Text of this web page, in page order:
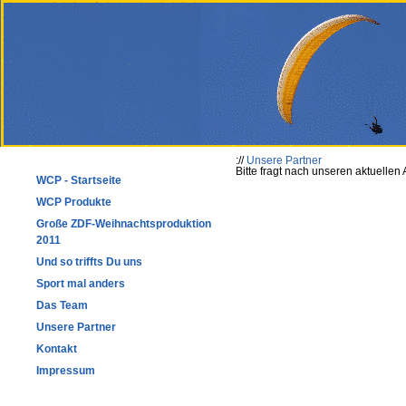
:// Unsere Partner
Bitte fragt nach unseren aktuellen
WCP - Startseite
WCP Produkte
Große ZDF-Weihnachtsproduktion
2011
Und so triffts Du uns
Sport mal anders
Das Team
Unsere Partner
Kontakt
Impressum